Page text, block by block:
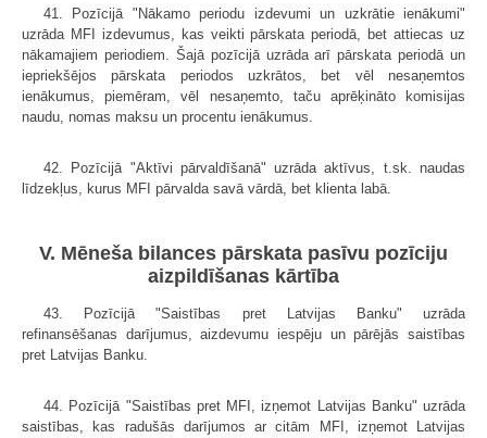
41. Pozīcijā "Nākamo periodu izdevumi un uzkrātie ienākumi"
uzrāda MFI izdevumus, kas veikti pārskata periodā, bet attiecas uz
nākamajiem periodiem. Šajā pozīcijā uzrāda arī pārskata periodā un
iepriekšējos pārskata periodos uzkrātos, bet vēl nesaņemtos
ienākumus, piemēram, vēl nesaņemto, taču aprēķināto komisijas
naudu, nomas maksu un procentu ienākumus.
42. Pozīcijā "Aktīvi pārvaldīšanā" uzrāda aktīvus, t.sk. naudas
līdzekļus, kurus MFI pārvalda savā vārdā, bet klienta labā.
V. Mēneša bilances pārskata pasīvu pozīciju
aizpildīšanas kārtība
43. Pozīcijā "Saistības pret Latvijas Banku" uzrāda
refinansēšanas darījumus, aizdevumu iespēju un pārējās saistības
pret Latvijas Banku.
44. Pozīcijā "Saistības pret MFI, izņemot Latvijas Banku" uzrāda
saistības, kas radušās darījumos ar citām MFI, izņemot Latvijas